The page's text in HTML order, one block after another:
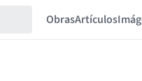
ObrasArtículos